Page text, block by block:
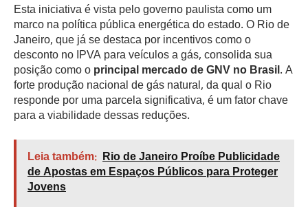
Esta iniciativa é vista pelo governo paulista como um
marco na política pública energética do estado. O Rio de
Janeiro, que já se destaca por incentivos como o
desconto no IPVA para veículos a gás, consolida sua
posição como oprincipal mercado de GNV no Brasil. A
forte produção nacional de gás natural, da qual o Rio
responde por uma parcela significativa, é um fator chave
para a viabilidade dessas reduções.
Leia também: Rio de Janeiro Proíbe Publicidade
de Apostas em Espaços Públicos para Proteger
Jovens